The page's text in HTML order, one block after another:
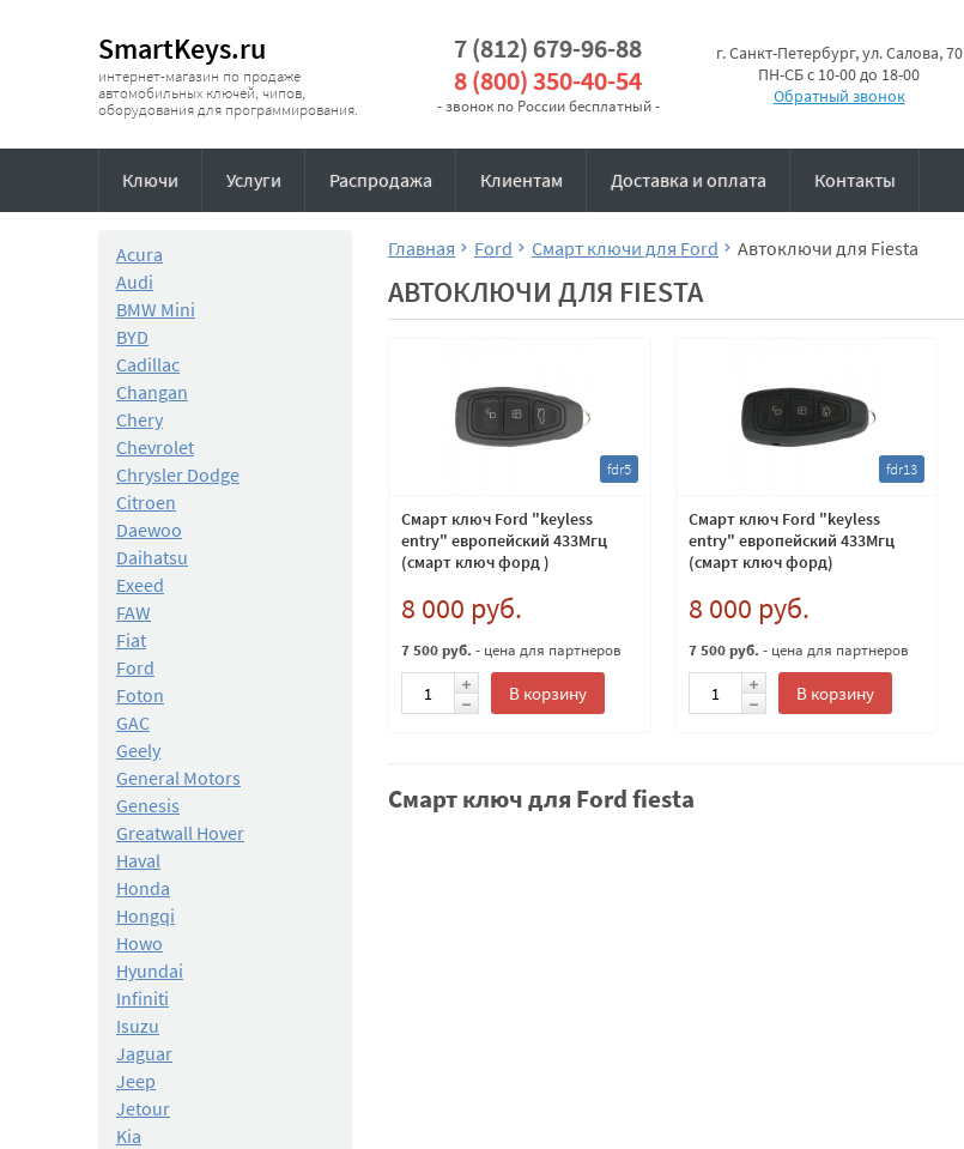
SmartKeys.ru
интернет-магазин по продаже
автомобильных ключей, чипов,
оборудования для программирования.
7 (812) 679-96-88
8 (800) 350-40-54
- звонок по России бесплатный -
г. Санкт-Петербург, ул. Салова, 70
ПН-СБ с 10-00 до 18-00
Обратный звонок
Ключи Услуги Распродажа Клиентам Доставка и оплата Контакты
Acura
Audi
BMW Mini
BYD
Cadillac
Changan
Chery
Chevrolet
Chrysler Dodge
Citroen
Daewoo
Daihatsu
Exeed
FAW
Fiat
Ford
Foton
GAC
Geely
General Motors
Genesis
Greatwall Hover
Haval
Honda
Hongqi
Howo
Hyundai
Infiniti
Isuzu
Jaguar
Jeep
Jetour
Kia
Главная Ford Смарт ключи для Ford Автоключи для Fiesta
АВТОКЛЮЧИ ДЛЯ FIESTA
fdr5
Смарт ключ Ford "keyless
entry" европейский 433Мгц
(смарт ключ форд )
8 000 руб.
7 500 руб. - цена для партнеров
В корзину
fdr13
Смарт ключ Ford "keyless
entry" европейский 433Мгц
(смарт ключ форд)
8 000 руб.
7 500 руб. - цена для партнеров
В корзину
Смарт ключ для Ford fiesta